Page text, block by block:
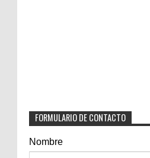
FORMULARIO DE CONTACTO
Nombre